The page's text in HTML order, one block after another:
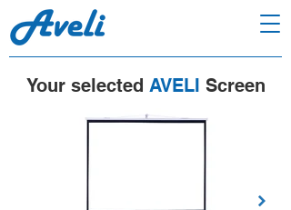
Your selected AVELI Screen